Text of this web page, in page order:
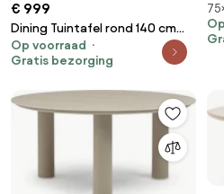
€ 999
Dining Tuintafel rond 140 cm
Grijs Trino
Op voorraad
Gratis bezorging